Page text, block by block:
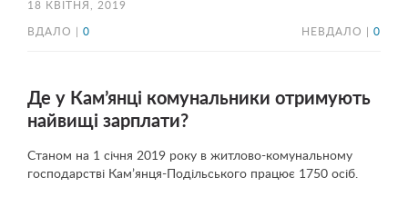
18 КВІТНЯ, 2019
ВДАЛО | 0 НЕВДАЛО | 0
Де у Кам’янці комунальники отримують
найвищі зарплати?
Станом на 1 січня 2019 року в житлово-комунальному
господарстві Кам’янця-Подільського працює 1750 осіб.